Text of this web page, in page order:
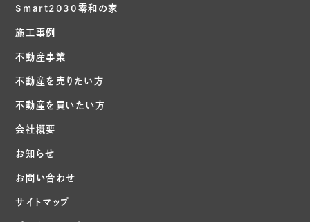
Smart2030零和の家
施工事例
不動産事業
不動産を売りたい方
不動産を買いたい方
会社概要
お知らせ
お問い合わせ
サイトマップ